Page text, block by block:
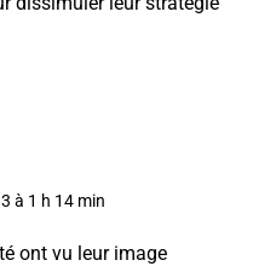
à 1 h 14 min
ont vu leur image